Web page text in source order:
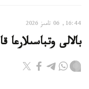
16:44, 06 تامىز 2026
بالالى وتباسىلارعا